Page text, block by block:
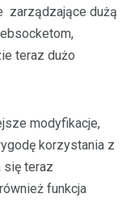
zarządzające dużą
teraz dużo
modyfikacje,
korzystania z
się teraz
funkcja